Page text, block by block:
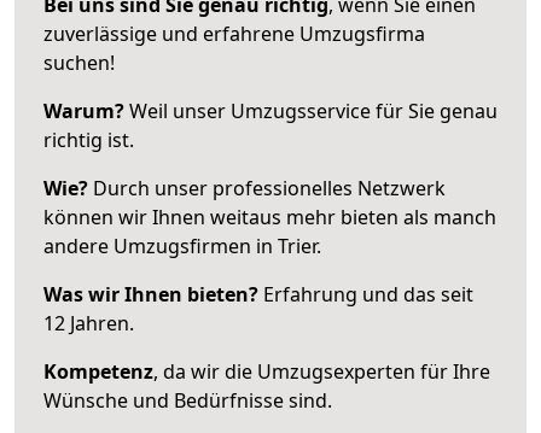
zuverlässige und erfahrene Umzugsfirma
suchen!
Warum?Weil unser Umzugsservice für Sie genau
richtig ist.
Wie? Durch unser professionelles Netzwerk
können wir Ihnen weitaus mehr bieten als manch
andere Umzugsfirmen in Trier.
Was wir Ihnen bieten? Erfahrung und das seit
12 Jahren.
Kompetenz, da wir die Umzugsexperten für Ihre
Wünsche und Bedürfnisse sind.